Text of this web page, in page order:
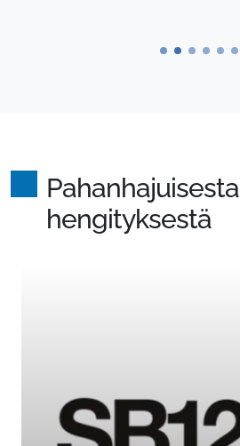
Pahanhajuisesta
hengityksestä